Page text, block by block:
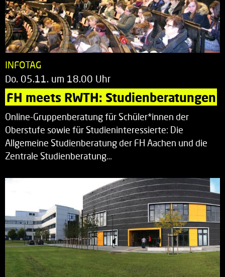
INFOTAG
Do. 05.11. um 18.00 Uhr
FH meets RWTH: Studienberatungen
Online-Gruppenberatung für Schüler*innen der
Oberstufe sowie für Studieninteressierte: Die
Allgemeine Studienberatung der FH Aachen und die
Zentrale Studienberatung…